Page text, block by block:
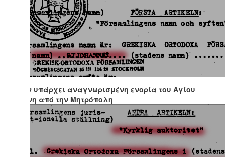
2. Δεν υπάρχει αναγνωρισμένη ενορία του Αγίου
Ιωάννη από την Μητρόπολη